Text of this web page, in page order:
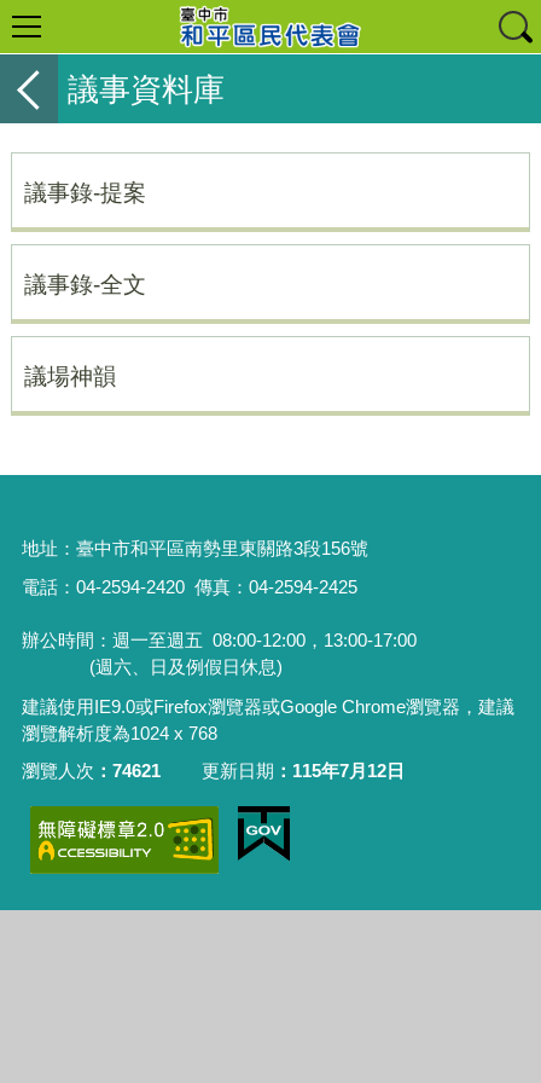
議事資料庫
議事錄-提案
議事錄-全文
議場神韻
地址： 臺中市和平區南勢里東關路3段156號
電話：04-2594-2420 傳真：04-2594-2425
辦公時間：週一至週五 08:00-12:00，13:00-17:00
(週六、日及例假日休息)
建議使用IE9.0或Firefox瀏覽器或Google Chrome瀏覽器，建議
瀏覽解析度為1024 x 768
瀏覽人次
74621 更新日期 115年7月12日